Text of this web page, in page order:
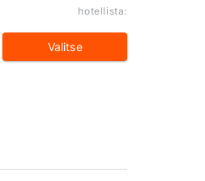
hotellista:
Valitse